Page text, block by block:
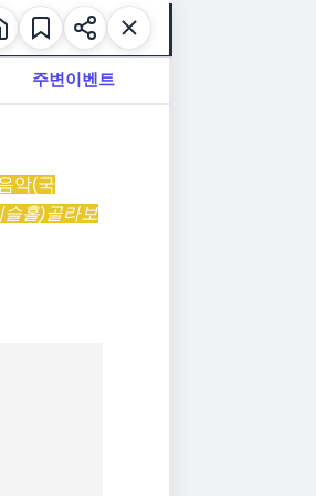
주변이벤트
악(국
슬홀)골라보